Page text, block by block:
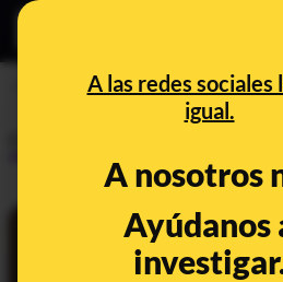
A las redes sociales
igual.
A nosotros
Ayúdanos
Hillary Clinton